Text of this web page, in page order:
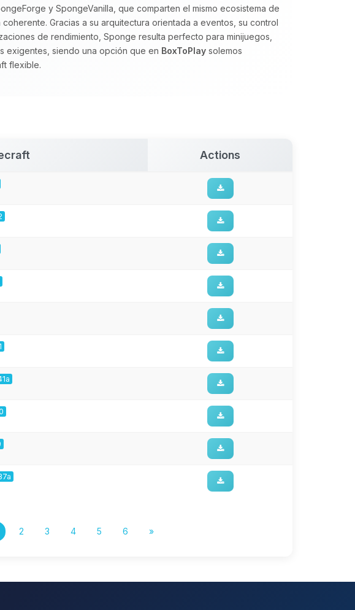
y SpongeVanilla, que comparten el mismo ecosistema de
Gracias a su arquitectura orientada a eventos, su control
de rendimiento, Sponge resulta perfecto para minijuegos,
exigentes, siendo una opción que en BoxToPlay solemos
flexible.
Actions
2 3 4 5 6 »